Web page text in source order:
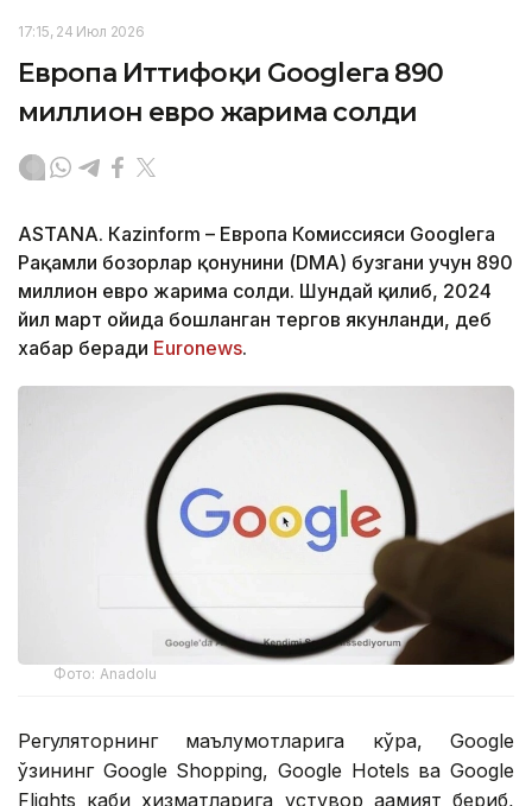
17:15, 24 Июл 2026
Европа Иттифоқи Googleга 890
миллион евро жарима солди
ASTANА. Кazinform – Европа Комиссияси Googleга
Рақамли бозорлар қонунини (DMA) бузгани учун 890
миллион евро жарима солди. Шундай қилиб, 2024
йил март ойида бошланган тергов якунланди, деб
хабар беради Euronews.
Фото: Аnadolu
Регуляторнинг маълумотларига кўра, Google
ўзининг Google Shopping, Google Hotels ва Google
Flights каби хизматларига устувор аҳамият бериб,